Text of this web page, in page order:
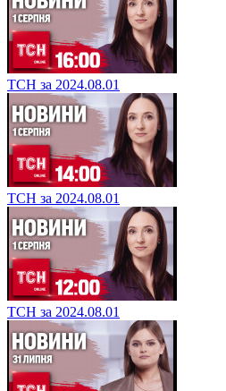
ТСН за 2024.08.01
ТСН за 2024.08.01
ТСН за 2024.08.01